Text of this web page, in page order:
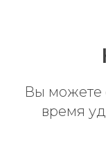
Вы можете
время